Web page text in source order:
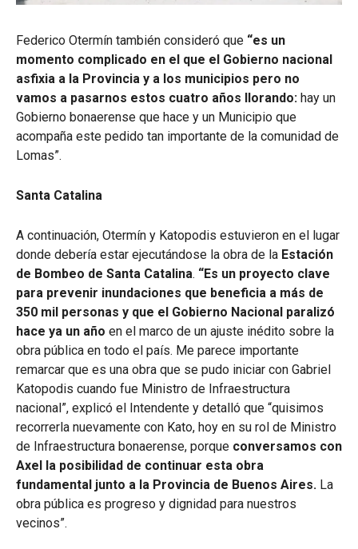
Federico Otermín también consideró que “es un
momento complicado en el que el Gobierno nacional
asfixia a la Provincia y a los municipios pero no
vamos a pasarnos estos cuatro años llorando: hay un
Gobierno bonaerense que hace y un Municipio que
acompaña este pedido tan importante de la comunidad de
Lomas”.
Santa Catalina
A continuación, Otermín y Katopodis estuvieron en el lugar
donde debería estar ejecutándose la obra de la Estación
de Bombeo de Santa Catalina. “Es un proyecto clave
para prevenir inundaciones que beneficia a más de
350 mil personas y que el Gobierno Nacional paralizó
hace ya un año en el marco de un ajuste inédito sobre la
obra pública en todo el país. Me parece importante
remarcar que es una obra que se pudo iniciar con Gabriel
Katopodis cuando fue Ministro de Infraestructura
nacional”, explicó el Intendente y detalló que “quisimos
recorrerla nuevamente con Kato, hoy en su rol de Ministro
de Infraestructura bonaerense, porque conversamos con
Axel la posibilidad de continuar esta obra
fundamental junto a la Provincia de Buenos Aires. La
obra pública es progreso y dignidad para nuestros
vecinos”.